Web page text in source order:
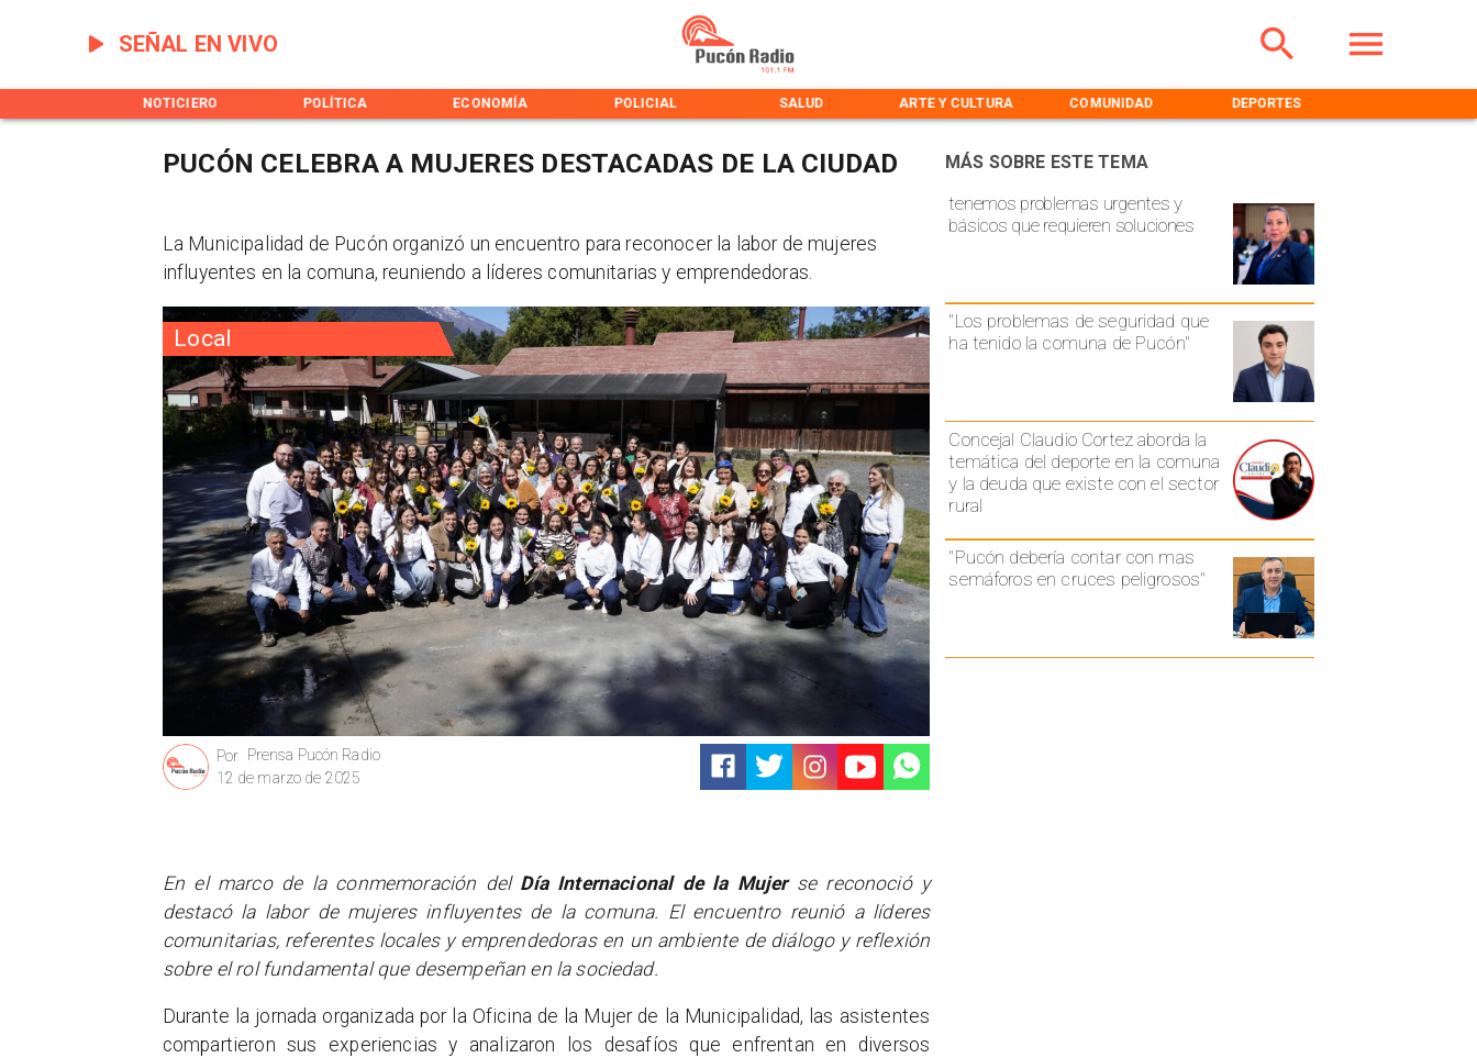
SEÑAL EN VIVO
NOTICIERO POLÍTICA ECONOMÍA POLICIAL SALUD ARTE Y CULTURA COMUNIDAD DEPORTES
Local
Prensa Pucón Radio
Por
12 de marzo de 2025
tenemos problemas urgentes y
básicos que requieren soluciones
"Los problemas de seguridad que
ha tenido la comuna de Pucón"
Concejal Claudio Cortez aborda la
temática del deporte en la comuna
y la deuda que existe con el sector
rural
"Pucón debería contar con mas
semáforos en cruces peligrosos"
MÁS SOBRE ESTE TEMA
PUCÓN CELEBRA A MUJERES DESTACADAS DE LA CIUDAD
La Municipalidad de Pucón organizó un encuentro para reconocer la labor de mujeres
influyentes en la comuna, reuniendo a líderes comunitarias y emprendedoras.
En el marco de la conmemoración del Día Internacional de la Mujerse reconoció y
destacó la labor de mujeres influyentes de la comuna. El encuentro reunió a líderes
comunitarias, referentes locales y emprendedoras en un ambiente de diálogo y reflexión
sobre el rol fundamental que desempeñan en la sociedad.
Durante la jornada organizada por la Oficina de la Mujer de la Municipalidad, las asistentes
compartieron sus experiencias y analizaron los desafíos que enfrentan en diversos